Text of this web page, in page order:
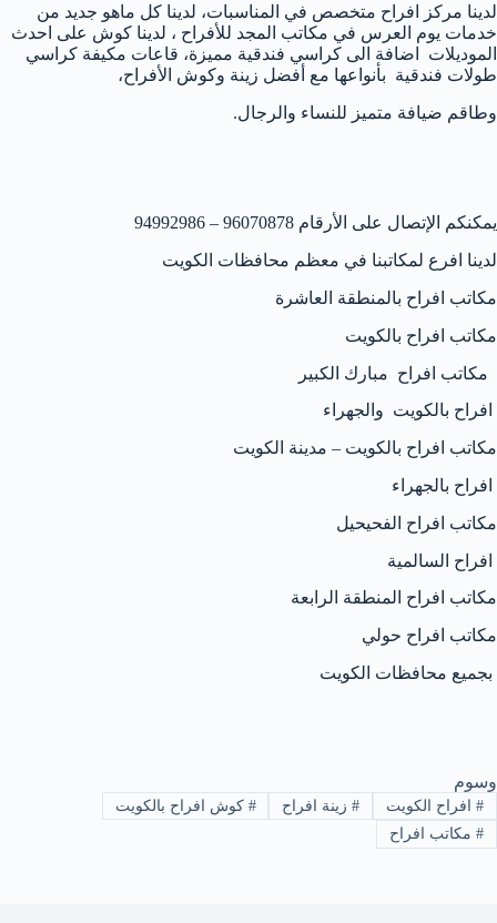
لدينا مركز افراح متخصص في المناسبات، لدينا كل ماهو جديد من
خدمات يوم العرس في مكاتب المجد للأفراح ، لدينا كوش على احدث
الموديلات اضافة الى كراسي فندقية مميزة، قاعات مكيفة كراسي
طولات فندقية بأنواعها مع أفضل زينة وكوش الأفراح،
وطاقم ضيافة متميز للنساء والرجال.
يمكنكم الإتصال على الأرقام 96070878 – 94992986
لدينا افرع لمكاتبنا في معظم محافظات الكويت
مكاتب افراح بالمنطقة العاشرة
مكاتب افراح بالكويت
مكاتب افراح مبارك الكبير
افراح بالكويت والجهراء
مكاتب افراح بالكويت – مدينة الكويت
افراح بالجهراء
مكاتب افراح الفحيحيل
افراح السالمية
مكاتب افراح المنطقة الرابعة
مكاتب افراح حولي
بجميع محافظات الكويت
وسوم
#افراح الكويت #زينة افراح # كوش افراح بالكويت
#مكاتب افراح